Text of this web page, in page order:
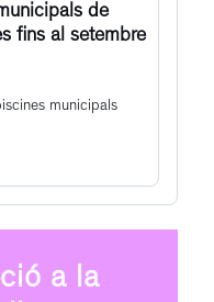
de
fins al setembre
municipals
a la